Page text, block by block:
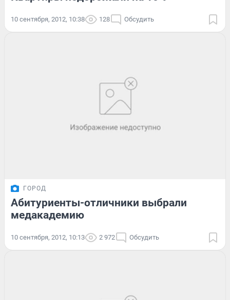
10 сентября, 2012, 10:38 128 Обсудить
ГОРОД
Абитуриенты-отличники выбрали
медакадемию
10 сентября, 2012, 10:13 2 972 Обсудить